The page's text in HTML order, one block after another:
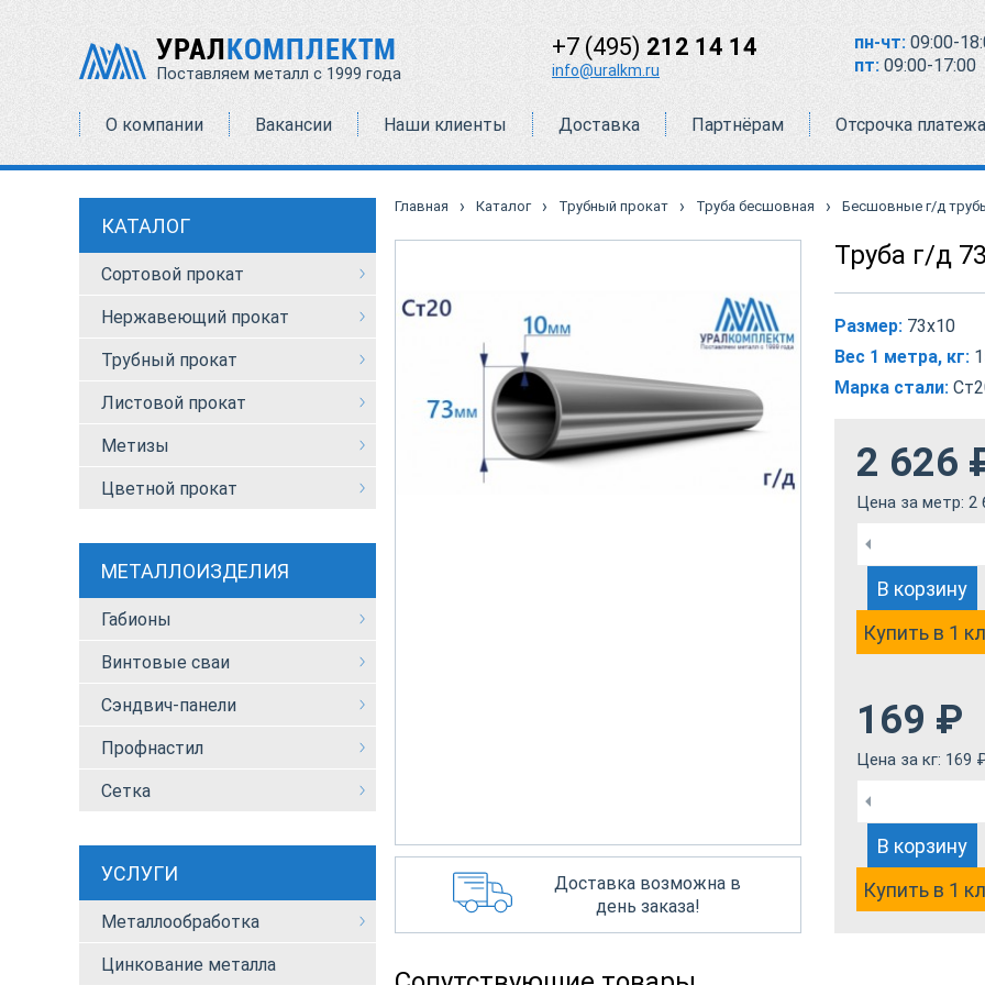
УРАЛКОМПЛЕКТМ
Поставляем металл с 1999 года
+7 (495) 212 14 14
info@uralkm.ru
пн-чт: 09:00-
пт: 09:00-17:00
О компании Вакансии Наши клиенты Доставка Партнёрам Отсрочка платежа
КАТАЛОГ
Сортовой прокат
Нержавеющий прокат
Трубный прокат
Листовой прокат
Метизы
Цветной прокат
МЕТАЛЛОИЗДЕЛИЯ
Габионы
Винтовые сваи
Сэндвич-панели
Профнастил
Сетка
УСЛУГИ
Металлообработка
Цинкование металла
Главная › Каталог › Трубный прокат › Труба бесшовная › Бесшовные г/д
Доставка возможна в
день заказа!
Труба г/д
Размер: 73х10
Вес 1 метра, кг:
Марка стали:
2 626
Цена за метр: 2
В корзину
Купить в 1
169 ₽
Цена за кг: 169
В корзину
Купить в 1